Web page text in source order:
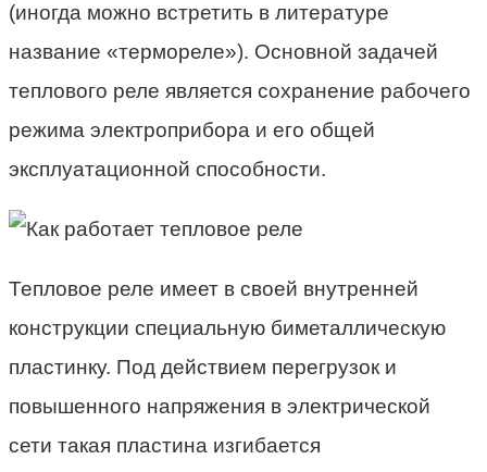
(иногда можно встретить в литературе
название «термореле»). Основной задачей
теплового реле является сохранение рабочего
режима электроприбора и его общей
эксплуатационной способности.
Тепловое реле имеет в своей внутренней
конструкции специальную биметаллическую
пластинку. Под действием перегрузок и
повышенного напряжения в электрической
сети такая пластина изгибается